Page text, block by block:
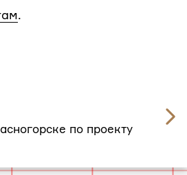
.
по проекту